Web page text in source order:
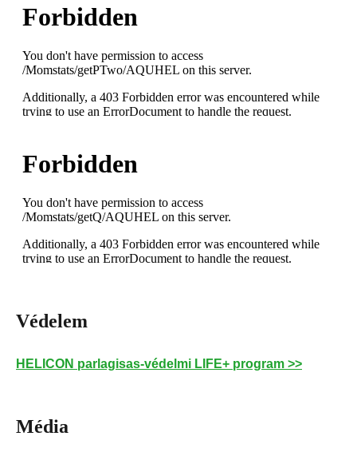
Védelem
HELICON parlagisas-védelmi LIFE+ program >>
Média